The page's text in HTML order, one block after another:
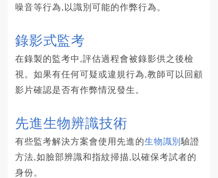
噪音等行為,以識別可能的作弊行為。
錄影式監考
在錄製的監考中,評估過程會被錄影供之後檢
視。如果有任何可疑或違規行為,教師可以回顧
影片確認是否有作弊情況發生。
先進生物辨識技術
有些監考解決方案會使用先進的生物識別驗證
方法,如臉部辨識和指紋掃描,以確保考試者的
身份。